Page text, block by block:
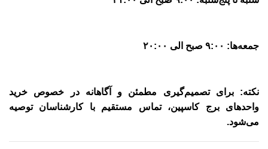
جمعه‌ها: ۹:۰۰ صبح الی ۲۰:۰۰
نکته: برای تصمیم‌گیری مطمئن و آگاهانه در خصوص خرید
واحدهای برج‌ کاسپین، تماس مستقیم با کارشناسان توصیه
می‌شود.